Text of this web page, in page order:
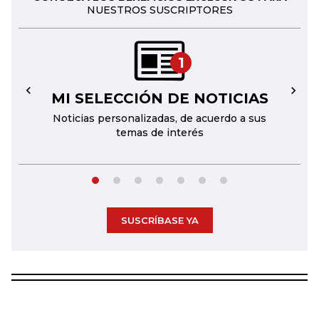
NUESTROS SUSCRIPTORES
1
MI SELECCIÓN DE NOTICIAS
Noticias personalizadas, de acuerdo a sus
temas de interés
← →
SUSCRÍBASE YA